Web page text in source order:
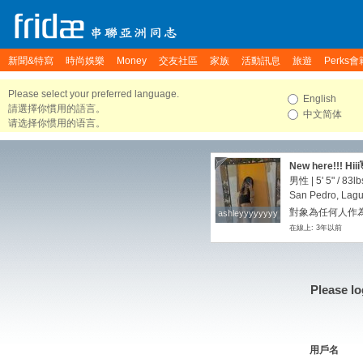
新聞&特寫 時尚娛樂 Money 交友社區 家族 活動訊息 旅遊 Perks會
Please select your preferred language.
請選擇你慣用的語言。
请选择你惯用的语言。
English
中文简体
ashleyyyyyyyy
ashleyyyyyyyy
New here!!!
男性 | 5' 5" /
San Pedro,
對象為任何人作
在線上: 3年以前
Please
用戶名